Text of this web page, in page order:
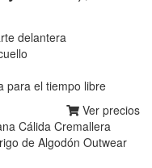
delantera
para el tiempo libre
Ver precios